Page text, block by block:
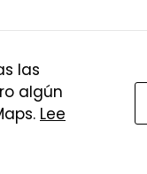
Entrenamiento
las
algún
Lee